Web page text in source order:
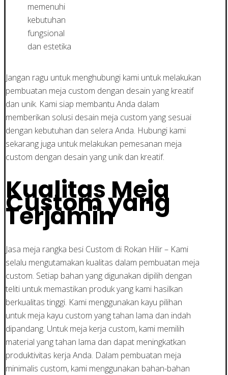
memenuhi
kebutuhan
fungsional
dan estetika
Jangan ragu untuk menghubungi kami untuk melakukan
pembuatan meja custom dengan desain yang kreatif
dan unik. Kami siap membantu Anda dalam
memberikan solusi desain meja custom yang sesuai
dengan kebutuhan dan selera Anda. Hubungi kami
sekarang juga untuk melakukan pemesanan meja
custom dengan desain yang unik dan kreatif.
Kualitas Meja
Custom yang
Terjamin
Jasa meja rangka besi Custom di Rokan Hilir – Kami
selalu mengutamakan kualitas dalam pembuatan meja
custom. Setiap bahan yang digunakan dipilih dengan
teliti untuk memastikan produk yang kami hasilkan
berkualitas tinggi. Kami menggunakan kayu pilihan
untuk meja kayu custom yang tahan lama dan indah
dipandang. Untuk meja kerja custom, kami memilih
material yang tahan lama dan dapat meningkatkan
produktivitas kerja Anda. Dalam pembuatan meja
minimalis custom, kami menggunakan bahan-bahan